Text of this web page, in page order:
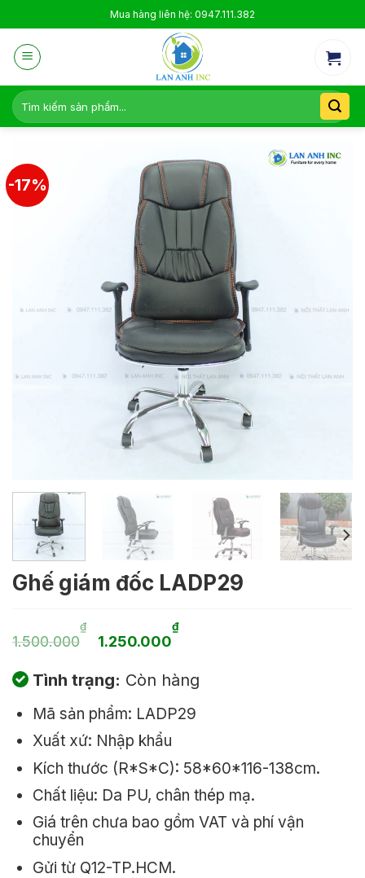
to
content
Mua hàng liên hệ: 0947.111.382
Tìm
kiếm:
-17%
Ghế giám đốc LADP29
1.500.000
₫
Giá
gốc
là:
1.500.000₫.
1.250.000
₫Giá
tại
là:
1.250.000₫.
Tình trạng: Còn hàng
Mã sản phẩm: LADP29
Xuất xứ: Nhập khẩu
Kích thước (R*S*C): 58*60*116-138cm.
Chất liệu: Da PU, chân thép mạ.
Giá trên chưa bao gồm VAT và phí vận
chuyển
Gửi từ Q12-TP.HCM.